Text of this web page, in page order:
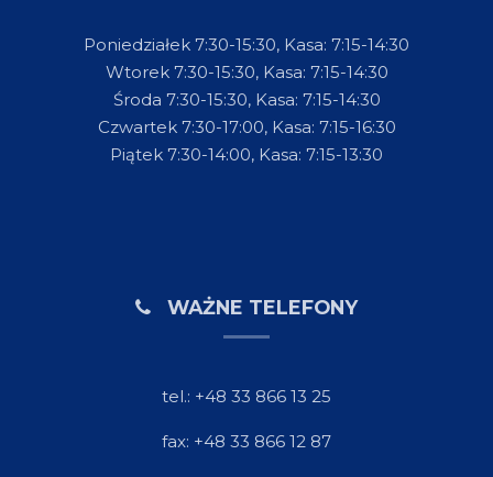
Poniedziałek 7:30-15:30, Kasa: 7:15-14:30
Wtorek 7:30-15:30, Kasa: 7:15-14:30
Środa 7:30-15:30, Kasa: 7:15-14:30
Czwartek 7:30-17:00, Kasa: 7:15-16:30
Piątek 7:30-14:00, Kasa: 7:15-13:30
WAŻNE TELEFONY
tel.: +48 33 866 13 25
fax: +48 33 866 12 87